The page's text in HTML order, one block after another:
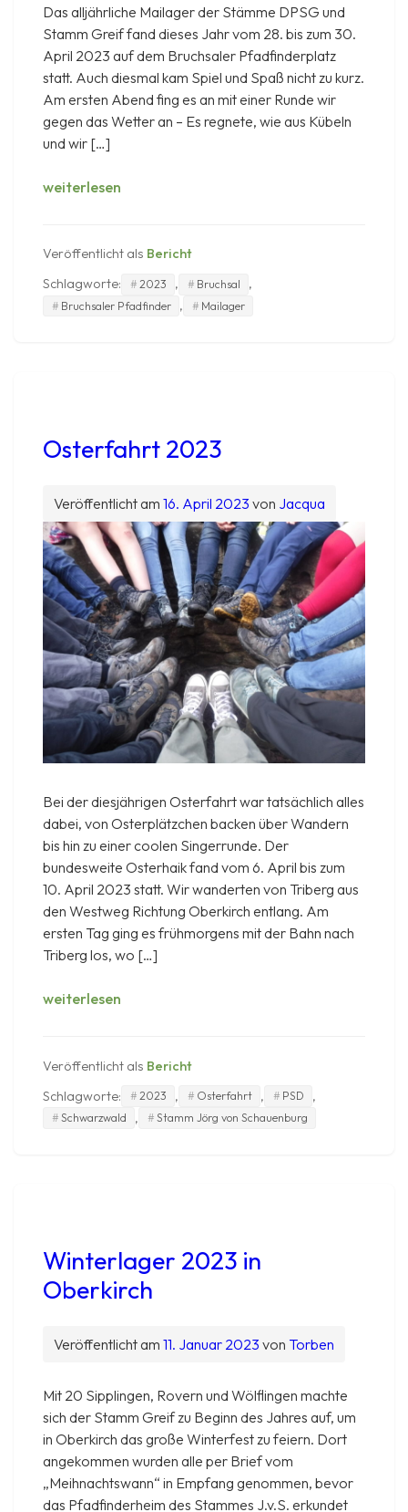
Das alljährliche Mailager der Stämme DPSG und
Stamm Greif fand dieses Jahr vom 28. bis zum 30.
April 2023 auf dem Bruchsaler Pfadfinderplatz
statt. Auch diesmal kam Spiel und Spaß nicht zu kurz.
Am ersten Abend fing es an mit einer Runde wir
gegen das Wetter an – Es regnete, wie aus Kübeln
und wir […]
weiterlesen
Veröffentlicht als Bericht
Schlagworte:
2023 , Bruchsal ,
Bruchsaler Pfadfinder , Mailager
Osterfahrt 2023
Veröffentlicht am 16. April 2023 von Jacqua
Bei der diesjährigen Osterfahrt war tatsächlich alles
dabei, von Osterplätzchen backen über Wandern
bis hin zu einer coolen Singerrunde. Der
bundesweite Osterhaik fand vom 6. April bis zum
10. April 2023 statt. Wir wanderten von Triberg aus
den Westweg Richtung Oberkirch entlang. Am
ersten Tag ging es frühmorgens mit der Bahn nach
Triberg los, wo […]
weiterlesen
Veröffentlicht als Bericht
Schlagworte:
2023 , Osterfahrt , PSD ,
Schwarzwald , Stamm Jörg von Schauenburg
Winterlager 2023 in
Oberkirch
Veröffentlicht am 11. Januar 2023 von Torben
Mit 20 Sipplingen, Rovern und Wölflingen machte
sich der Stamm Greif zu Beginn des Jahres auf, um
in Oberkirch das große Winterfest zu feiern. Dort
angekommen wurden alle per Brief vom
„Meihnachtswann“ in Empfang genommen, bevor
das Pfadfinderheim des Stammes J.v.S. erkundet